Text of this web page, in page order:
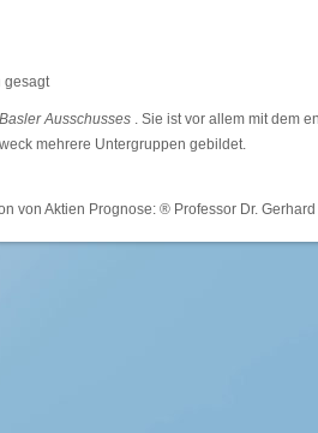
gesagt
Basler Ausschusses . Sie ist vor allem mit dem
mehrere Untergruppen gebildet.
von Aktien Prognose: ® Professor Dr.